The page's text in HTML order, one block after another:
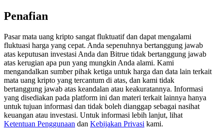
Exclusive for BitMart Users
Register & Trade to Win 500,000 USDT
Precious Metals Trading Carnival
Trade Gold & Silver · 33,333 USDT Bonus
Penafian
Pasar mata uang kripto sangat fluktuatif dan dapat mengalami
fluktuasi harga yang cepat. Anda sepenuhnya bertanggung jawab
atas keputusan investasi Anda dan Bitrue tidak bertanggung jawab
atas kerugian apa pun yang mungkin Anda alami. Kami
mengandalkan sumber pihak ketiga untuk harga dan data lain terkait
mata uang kripto yang tercantum di atas, dan kami tidak
bertanggung jawab atas keandalan atau keakuratannya. Informasi
yang disediakan pada platform ini dan materi terkait lainnya hanya
untuk tujuan informasi dan tidak boleh dianggap sebagai nasihat
keuangan atau investasi. Untuk informasi lebih lanjut, lihat
Ketentuan Penggunaan dan Kebijakan Privasi kami.